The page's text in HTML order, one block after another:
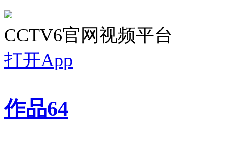
CCTV6官网视频平台
打开App
作品64